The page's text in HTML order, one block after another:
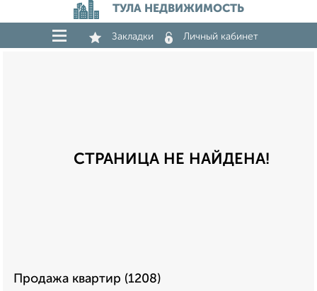
ТУЛА НЕДВИЖИМОСТЬ
Закладки Личный кабинет
СТРАНИЦА НЕ НАЙДЕНА!
Продажа квартир (1208)